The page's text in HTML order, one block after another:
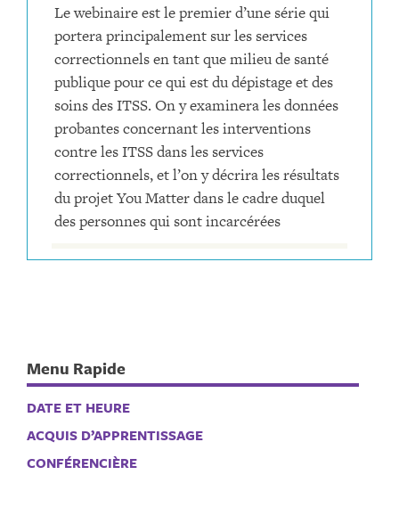
Le webinaire est le premier d’une série qui
portera principalement sur les services
correctionnels en tant que milieu de santé
publique pour ce qui est du dépistage et des
soins des ITSS. On y examinera les données
probantes concernant les interventions
contre les ITSS dans les services
correctionnels, et l’on y décrira les résultats
du projet You Matter dans le cadre duquel
des personnes qui sont incarcérées
Menu Rapide
DATE ET HEURE
ACQUIS D’APPRENTISSAGE
CONFÉRENCIÈRE